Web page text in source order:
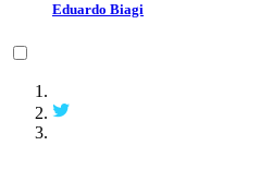
Eduardo Biagi